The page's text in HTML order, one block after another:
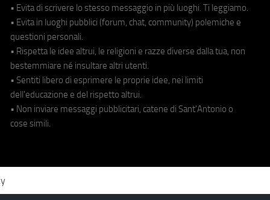
• Evita di scrivere lo stesso messaggio in più luoghi. Ti leggiamo.
• Evita in luoghi pubblici (forum, chat, community) polemiche e
questioni personali.
• Rispetta le idee altrui, le religioni e razze diverse dalla tua, non
bestemmiare né insultare altri utenti.
• Sentiti libero di esprimere le proprie idee, nei limiti
dell'educazione e del rispetto altrui.
• Non inviare messaggi pubblicitari, catene di Sant'Antonio o
cose simili.